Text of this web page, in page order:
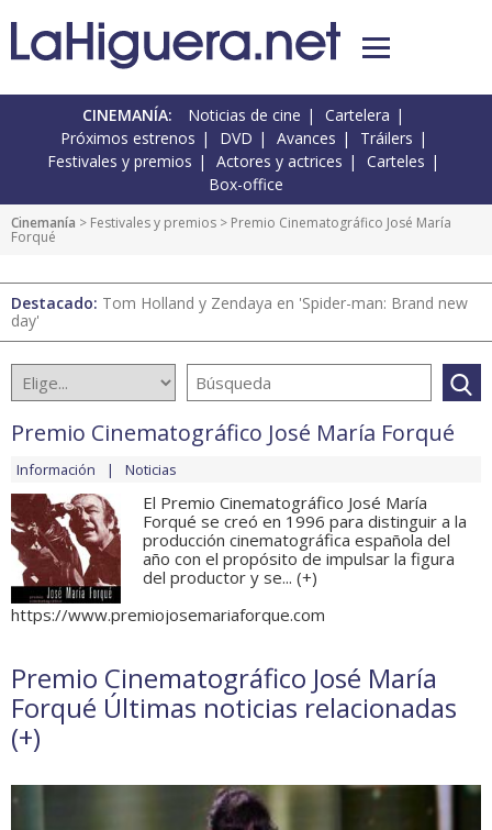
CINEMANÍA: Noticias de cine
Cartelera
Próximos estrenos
DVD Avances
Tráilers
Festivales y premios
Actores y actrices
Carteles
Box-office
Cinemanía > Festivales y premios > Premio Cinematográfico José María
Forqué
Destacado: Tom Holland y Zendaya en 'Spider-man: Brand new
day'
Premio Cinematográfico José María Forqué
Información Noticias
El Premio Cinematográfico José María
Forqué se creó en 1996 para distinguir a la
producción cinematográfica española del
año con el propósito de impulsar la figura
del productor y se... (+)
https://www.premiojosemariaforque.com
Premio Cinematográfico José María
Forqué Últimas noticias relacionadas
(+)